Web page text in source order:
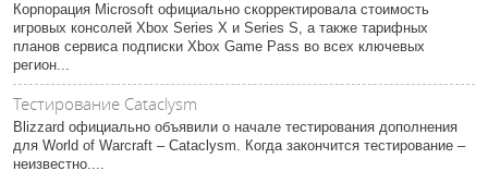
Корпорация Microsoft официально скорректировала стоимость
игровых консолей Xbox Series X и Series S, а также тарифных
планов сервиса подписки Xbox Game Pass во всех ключевых
регион...
Тестирование Cataclysm
Blizzard официально объявили о начале тестирования дополнения
для World of Warcraft – Cataclysm. Когда закончится тестирование –
неизвестно....